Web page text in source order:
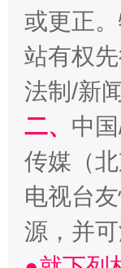
解纷+调解
或更正
站有权
法制/新
二、 中
传媒（
电视台
源，并可